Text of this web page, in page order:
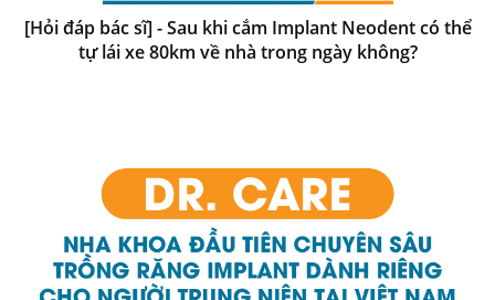
[Hỏi đáp bác sĩ] - Sau khi cắm Implant Neodent có thể
tự lái xe 80km về nhà trong ngày không?